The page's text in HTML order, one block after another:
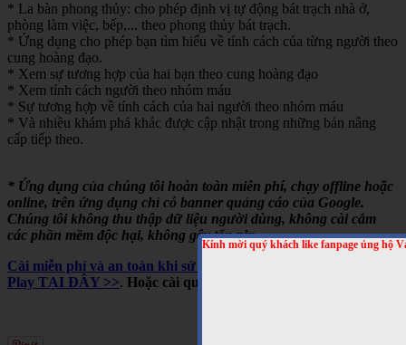
Kính mời quý khách like fanpage ủng hộ
* La bàn phong thủy: cho phép định vị tự động bát trạch nhà ở,
phòng làm việc, bếp,... theo phong thủy bát trạch.
* Ứng dụng cho phép bạn tìm hiểu về tính cách của từng người theo
cung hoàng đạo.
* Xem sự tương hợp của hai bạn theo cung hoàng đạo
* Xem tính cách người theo nhóm máu
* Sự tương hợp về tính cách của hai người theo nhóm máu
* Và nhiều khám phá khác được cập nhật trong những bản nâng
cấp tiếp theo.
* Ứng dụng của chúng tôi hoàn toàn miễn phí, chạy offline hoặc
online, trên ứng dụng chỉ có banner quảng cáo của Google.
Chúng tôi không thu thập dữ liệu người dùng, không cài cắm
các phần mềm độc hại, không gây tốn pin,...
Cài miễn phí và an toàn khi sử dụng cho Android, trên Google
Play TẠI ĐÂY >>. Hoặc cài qua mã QRCODE sau